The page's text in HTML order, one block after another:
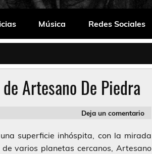
Música Redes Sociales
Artesano De Piedra
Deja un comentario
superficie inhóspita, con la mirada
varios planetas cercanos, Artesano